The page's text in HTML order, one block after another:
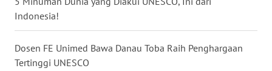
Indonesia!
Dosen FE Unimed Bawa Danau Toba Raih Penghargaan
Tertinggi UNESCO
WN
RIAU
WN
SERAMBI